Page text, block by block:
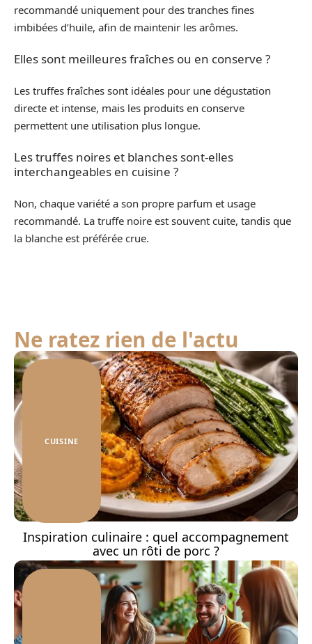
recommandé uniquement pour des tranches fines
imbibées d’huile, afin de maintenir les arômes.
Elles sont meilleures fraîches ou en conserve ?
Les truffes fraîches sont idéales pour une dégustation
directe et intense, mais les produits en conserve
permettent une utilisation plus longue.
Les truffes noires et blanches sont-elles
interchangeables en cuisine ?
Non, chaque variété a son propre parfum et usage
recommandé. La truffe noire est souvent cuite, tandis que
la blanche est préférée crue.
Ne ratez rien de l'actu
CUISINE
Inspiration culinaire : quel accompagnement
avec un rôti de porc ?